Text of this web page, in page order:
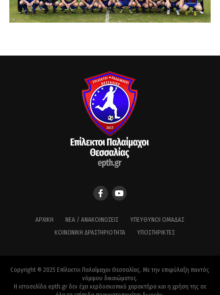
ΑΡΧΙΚΉ ΝΈΑ / ΑΝΑΚΟΙΝΏΣΕΙΣ
ΥΠΕΎΘΥΝΟΙ ΟΜΆΔΑΣ
ΚΟΙΝΩΝΙΚΉ ΔΡΑΣΤΗΡΙΌΤΗΤΑ
ΥΠΟΣΤΗΡΙΚΤΈΣ
Copyright © 2025 Επίλεκτοι Παλαίμαχοι Θεσσαλίας. Με την επιφύλαξη παντός
νόμιμου δικαιώματος.
Η ιστοσελίδα epth.gr δεν έχει κερδοσκοπικό χαρακτήρα και η χρήση της σε